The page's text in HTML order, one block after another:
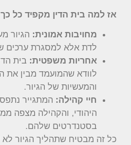
אז למה בית הדין מקפיד כל
מחויבות אמונית: הגיור
לדת אלא למסגרת ערכים
אחריות משפטית: בית
לוודא שהמועמד מבין את
והמעשיות של הגיור.
חיי קהילה: המתגייר
היהודי, והקהילה מצפה
בסטנדרטים שלהם.
כל זה מבטיח שתהליך הגיור לא